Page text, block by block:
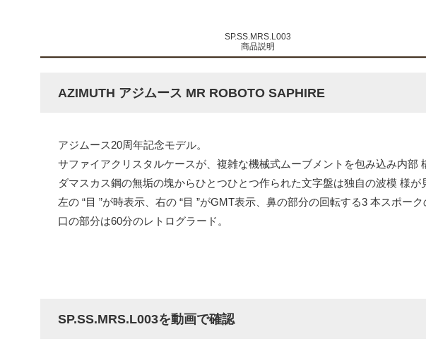
SP.SS.MRS.L003
商品説明
AZIMUTH アジムース MR ROBOTO SAPHIRE
アジムース20周年記念モデル。
サファイアクリスタルケースが、複雑な機械式ムーブメントを包み込み内部
ダマスカス鋼の無垢の塊からひとつひとつ作られた文字盤は独自の波模 様が
左の “目 ”が時表示、右の “目 ”がGMT表示、鼻の部分の回転する3 本スポーク
口の部分は60分のレトログラード。
SP.SS.MRS.L003を動画で確認